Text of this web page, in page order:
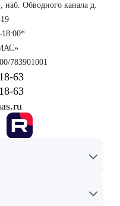
наб. Обводного канала д.
783901001